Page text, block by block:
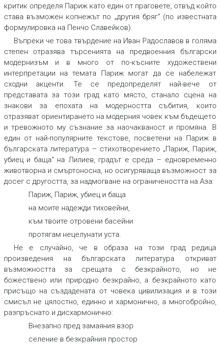
критик определя Париж като един от праговете, отвъд който
става възможен копнежът по „другия бряг“ (по известната
формулировка на Пенчо Славейков).
Въпреки че това твърдение на Иван Радославов в голяма
степен отразява търсенията на предвоенния български
модернизъм и в много от по-късните художествени
интерпретации на темата Париж могат да се набележат
сходни акценти. Те се предопределят най-вече от
представата за този град като място, станало сцена на
знакови за епохата на модерността събития, които
отразяват ориентирането на модерния човек към бъдещето
и тревожното му съзнание за наочакваност и промяна. В
един от най-популярните текстове, посветени на Париж в
българската литература – стихотворението „Париж, Париж,
убиец и баща“ на Лилиев, градът е среда – едновременно
животворна и смъртоносна, но осигуряваща възможност за
досег с другостта, за надмогване на ограничеността на Аза:
Париж, Париж, убиец и баща
на моите надежди тиховейни,
към твоите отровени басейни
протягам нецелунати уста.
Не е случайно, че в образа на този град редица
произведения на българската литература откриват
възможността за срещата с безкрайното, но не
божествено или природно безкрайно, а безкрайното като
присъщо на създадената от човека цивилизация и в този
смисъл не цялостно, единно и хармонично, а многобройно,
разпръснато и дисхармонично:
Внезапно пред замаяния взор
селение в безкрайния простор